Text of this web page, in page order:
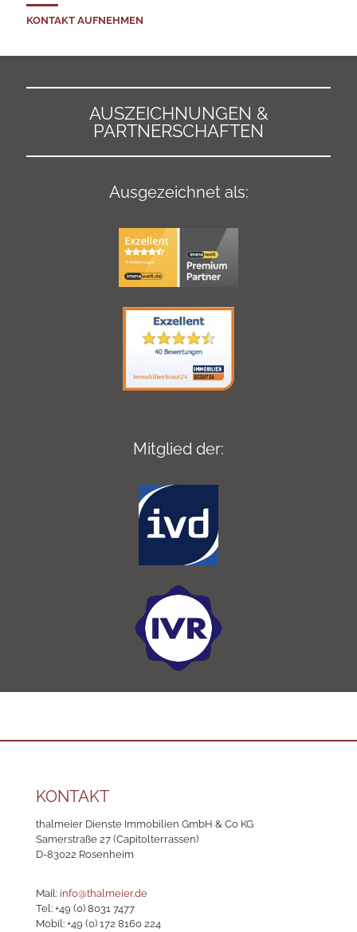
KONTAKT AUFNEHMEN
AUSZEICHNUNGEN &
PARTNERSCHAFTEN
Ausgezeichnet als:
Mitglied der:
KONTAKT
thalmeier Dienste Immobilien GmbH & Co KG
Samerstraße 27 (Capitolterrassen)
D-83022 Rosenheim
Mail: info@thalmeier.de
Tel: +49 (0) 8031 7477
Mobil: +49 (0) 172 8160 224